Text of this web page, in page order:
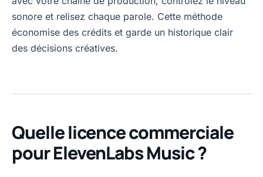
sonore et relisez chaque parole. Cette méthode
économise des crédits et garde un historique clair
des décisions créatives.
Quelle licence commerciale
pour ElevenLabs Music ?